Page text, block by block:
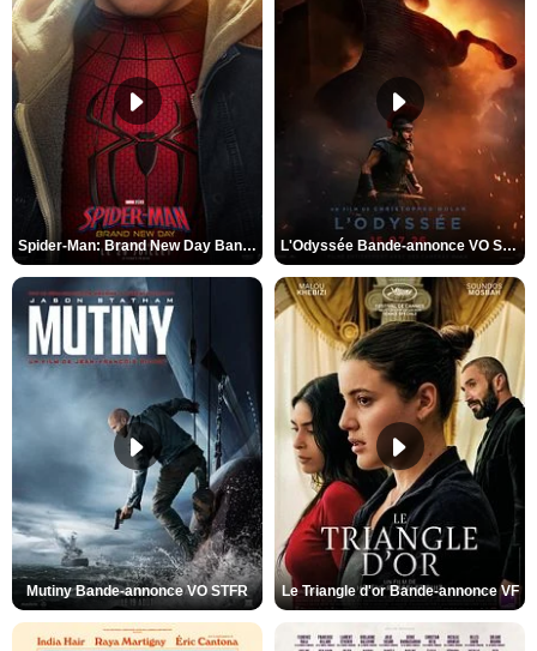
Spider-Man: Brand New Day Bande-annonce VO STFR L'Odyssée Bande-annonce VO STFR
Mutiny Bande-annonce VO STFR Le Triangle d'or Bande-annonce VF